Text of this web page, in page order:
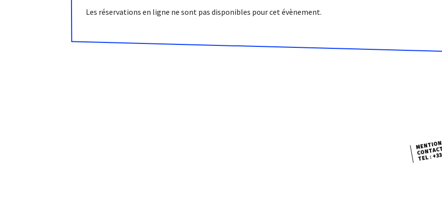
Les réservations en ligne ne sont pas disponibles pour cet évènement.
TEL :